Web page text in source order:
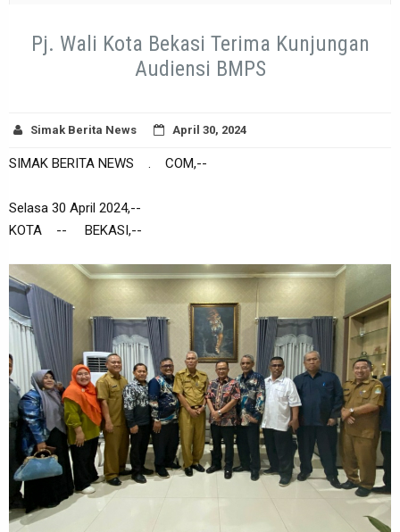
Pj. Wali Kota Bekasi Terima Kunjungan
Audiensi BMPS
Simak Berita News April 30, 2024
SIMAK BERITA NEWS . COM,--
Selasa 30 April 2024,--
KOTA -- BEKASI,--